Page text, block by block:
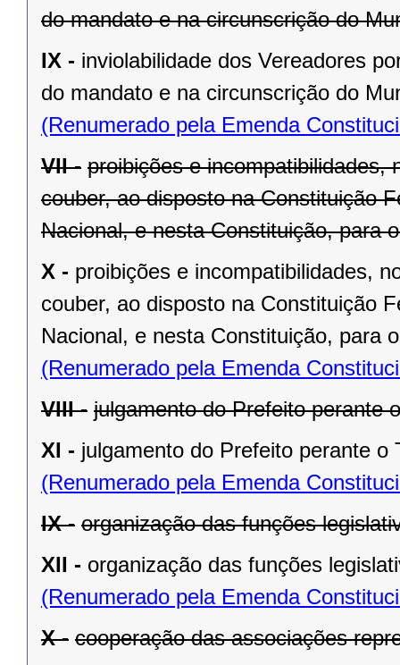
do mandato e na circunscrição do
IX - inviolabilidade dos Vereadores
do mandato e na circunscrição do
(Renumerado pela Emenda
VII - proibições e incompatibilidades,
couber, ao disposto na Constituição
Nacional, e nesta Constituição, para
X - proibições e incompatibilidades,
couber, ao disposto na Constituição
Nacional, e nesta Constituição, para
(Renumerado pela Emenda
VIII - julgamento do Prefeito perante
XI - julgamento do Prefeito perante o
(Renumerado pela Emenda
IX - organização das funções
XII - organização das funções
(Renumerado pela Emenda
X - cooperação das associações